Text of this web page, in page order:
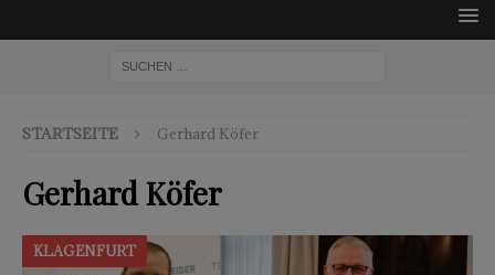
STARTSEITE Gerhard Köfer
Gerhard Köfer
KLAGENFURT